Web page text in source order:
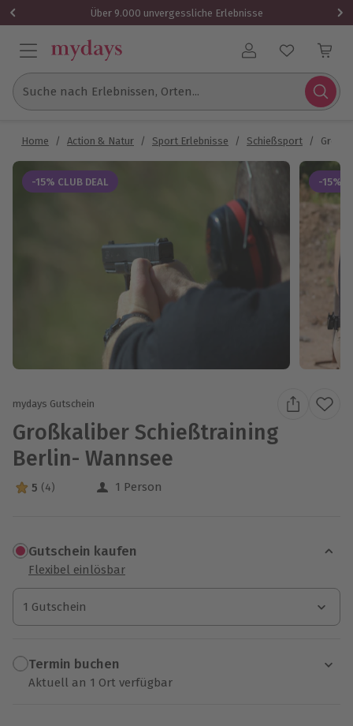
Über 9.000 unvergessliche Erlebnisse
Benutzerkonto
Suche nach Erlebnissen, Orten...
Home / Action & Natur / Sport Erlebnisse / Schießsport /
-15% CLUB DEAL -15%
mydays Gutschein
Großkaliber Schießtraining
Berlin- Wannsee
5 Sterne von 5 aus 4 Bewertungen
5 (4) 1 Person
Gutschein kaufen
Flexibel einlösbar
1 Gutschein
1 Gutschein
1 Gutschein
Termin buchen
Aktuell an 1 Ort verfügbar